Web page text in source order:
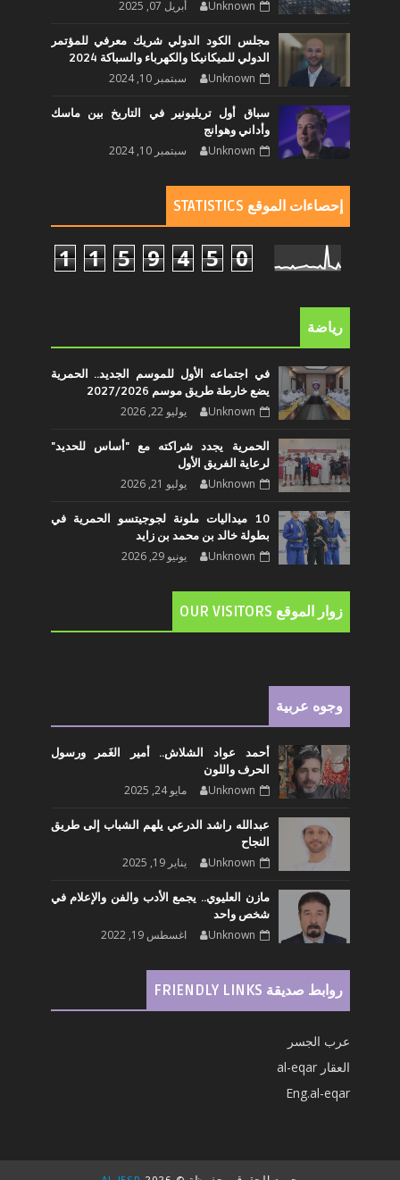
Unknown أبريل 07, 2025
مجلس الكود الدولي شريك معرفي للمؤتمر
الدولي للميكانيكا والكهرباء والسباكة 2024
Unknown سبتمبر 10, 2024
سباق أول تريليونير في التاريخ بين ماسك
وأداني وهوانج
Unknown سبتمبر 10, 2024
إحصاءات الموقع STATISTICS
1 1 5 9 4 5 0
رياضة
في اجتماعه الأول للموسم الجديد.. الحمرية
يضع خارطة طريق موسم 2027/2026
Unknown يوليو 22, 2026
الحمرية يجدد شراكته مع "أساس للحديد"
لرعاية الفريق الأول
Unknown يوليو 21, 2026
10 ميداليات ملونة لجوجيتسو الحمرية في
بطولة خالد بن محمد بن زايد
Unknown يونيو 29, 2026
زوار الموقع OUR VISITORS
وجوه عربية
أحمد عواد الشلاش.. أمير الغَمر ورسول
الحرف واللون
Unknown مايو 24, 2025
عبدالله راشد الدرعي يلهم الشباب إلى طريق
النجاح
Unknown يناير 19, 2025
مازن العليوي.. يجمع الأدب والفن والإعلام في
شخص واحد
Unknown اغسطس 19, 2022
روابط صديقة FRIENDLY LINKS
عرب الجسر
العقار al-eqar
Eng.al-eqar